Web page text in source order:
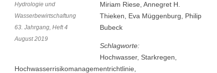
Hydrologie und
Wasserbewirtschaftung
63. Jahrgang, Heft 4
August 2019
Miriam Riese, Annegret H.
Thieken, Eva Müggenburg, Philip
Bubeck
Schlagworte:
Hochwasser, Starkregen,
Hochwasserrisikomanagementrichtlinie,